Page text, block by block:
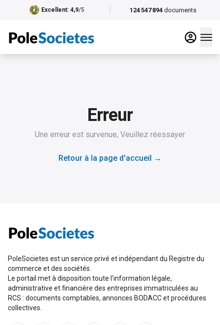
124 547 894 documents
Excellent: 4,9/5
Erreur
Une erreur est survenue, Veuillez réessayer
Retour à la page d'accueil →
PoleSocietes est un service privé et indépendant du Registre du
commerce et des sociétés.
Le portail met à disposition toute l'information légale,
administrative et financière des entreprises immatriculées au
RCS : documents comptables, annonces BODACC et procédures
collectives.